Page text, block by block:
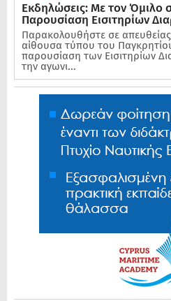
Εκδηλώσεις: Με τον Όμιλο
Παρουσίαση Εισιτηρίων
Παρακολουθήστε σε
αίθουσα τύπου του
παρουσίαση των Εισιτηρίων
την αγωνι...